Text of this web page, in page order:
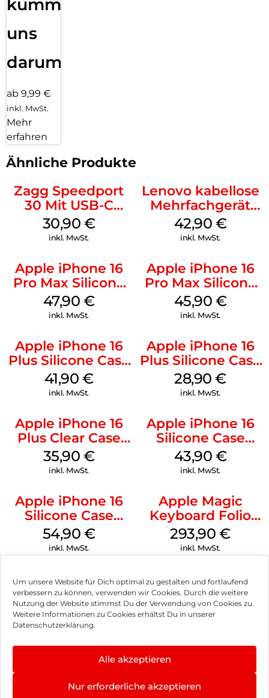
Um unsere Website für Dich optimal zu gestalten und fortlaufend
verbessern zu können, verwenden wir Cookies. Durch die weitere
Nutzung der Website stimmst Du der Verwendung von Cookies zu.
Weitere Informationen zu Cookies erhältst Du in unserer
Datenschutzerklärung.
Alle akzeptieren
Nur erforderliche akzeptieren
kümmern
uns
darum!
ab 9,99 €
inkl. MwSt.
Mehr
erfahren
Ähnliche Produkte
Zagg Speedport
30 Mit USB-C
Kabel Weiß
30,90 €
inkl. MwSt.
Lenovo kabellose
Mehrfachgerät
Luna Grey
42,90 €
inkl. MwSt.
Apple iPhone 16
Pro Max Silicone
Case MagSafe
Black
47,90 €
inkl. MwSt.
Apple iPhone 16
Pro Max Silicone
Case MagSafe
Ultramarine
45,90 €
inkl. MwSt.
Apple iPhone 16
Plus Silicone Case
MagSafe Stone
Gray
41,90 €
inkl. MwSt.
Apple iPhone 16
Plus Silicone Case
MagSafe Black
28,90€
inkl. MwSt.
Apple iPhone 16
Plus Clear Case
MagSafe
Transparent
35,90 €
inkl. MwSt.
Apple iPhone 16
Silicone Case
MagSafe Plum
43,90 €
inkl. MwSt.
Apple iPhone 16
Silicone Case
MagSafe Black
54,90 €
inkl. MwSt.
Apple Magic
Keyboard Folio
iPad 10.9″ (10.Gen.)
Weiß
293,90€
inkl. MwSt.
Impressum